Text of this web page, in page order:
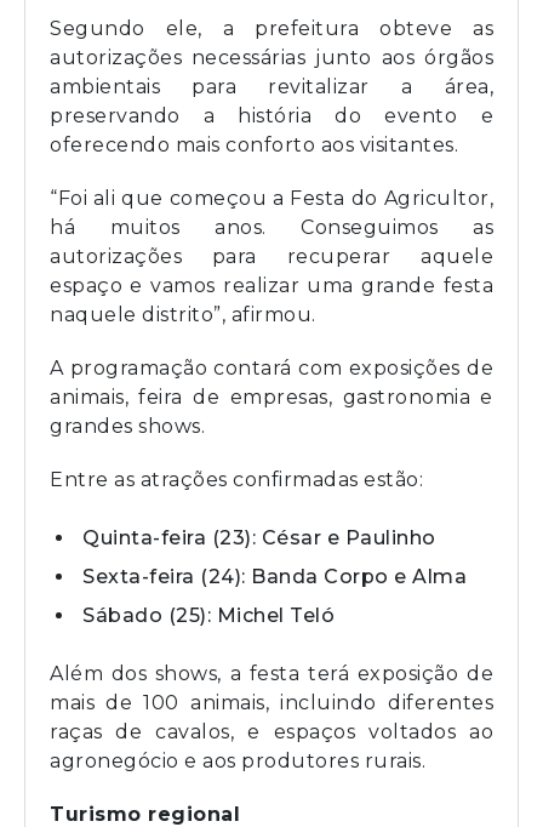
Segundo ele, a prefeitura obteve as
autorizações necessárias junto aos órgãos
ambientais para revitalizar a área,
preservando a história do evento e
oferecendo mais conforto aos visitantes.
“Foi ali que começou a Festa do Agricultor,
há muitos anos. Conseguimos as
autorizações para recuperar aquele
espaço e vamos realizar uma grande festa
naquele distrito”, afirmou.
A programação contará com exposições de
animais, feira de empresas, gastronomia e
grandes shows.
Entre as atrações confirmadas estão:
Quinta-feira (23): César e Paulinho
Sexta-feira (24): Banda Corpo e Alma
Sábado (25): Michel Teló
Além dos shows, a festa terá exposição de
mais de 100 animais, incluindo diferentes
raças de cavalos, e espaços voltados ao
agronegócio e aos produtores rurais.
Turismo regional